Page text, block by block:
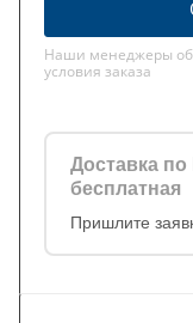
Наши менеджеры
условия заказа
Доставка
бесплатная
Пришлите